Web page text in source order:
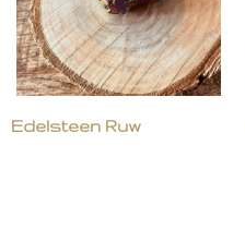
Edelsteen Ruw